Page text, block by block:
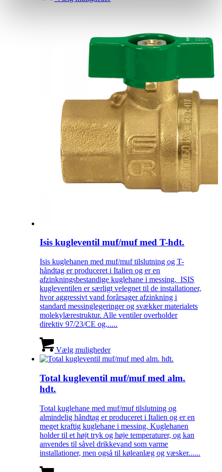
Isis kugleventil muf/muf med T-hdt.
Isis kuglehanen med muf/muf tilslutning og T-
håndtag er produceret i Italien og er en
afzinkningsbestandige kuglehane i messing. ISIS
kugleventilen er særligt velegnet til de installationer,
hvor aggressivt vand forårsager afzinkning i
standard messinglegeringer og svækker materialets
molekylærestruktur. Alle ventiler overholder
direktiv 97/23/CE og......
Vælg muligheder
Total kugleventil muf/muf med alm.
hdt.
Total kuglehane med muf/muf tilslutning og
almindelig håndtag er produceret i Italien og er en
meget kraftig kuglehane i messing. Kuglehanen
holder til et højt tryk og høje temperaturer, og kan
anvendes til såvel drikkevand som varme
installationer, men også til køleanlæg og væsker......